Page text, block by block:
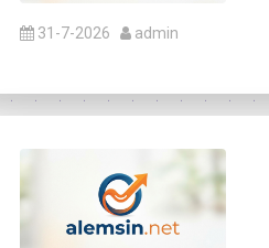
31-7-2026 admin